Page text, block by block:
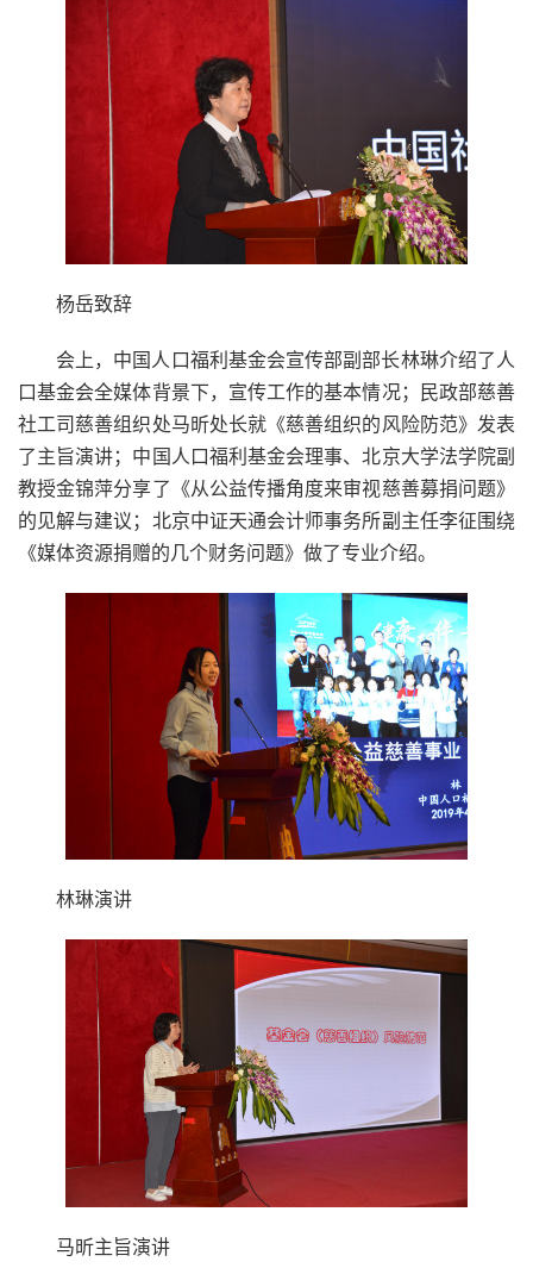
杨岳致辞
会上，中国人口福利基金会宣传部副部长林琳介绍了人
口基金会全媒体背景下，宣传工作的基本情况；民政部慈善
社工司慈善组织处马昕处长就《慈善组织的风险防范》发表
了主旨演讲；中国人口福利基金会理事、北京大学法学院副
教授金锦萍分享了《从公益传播角度来审视慈善募捐问题》
的见解与建议；北京中证天通会计师事务所副主任李征围绕
《媒体资源捐赠的几个财务问题》做了专业介绍。
林琳演讲
马昕主旨演讲